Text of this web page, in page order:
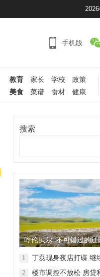
手机版
教育 家长 学校
政策
美食
菜谱 食材 健康
搜索
呼伦贝尔: 不可错过的辽
色
1
丁磊现身夜店打碟 继
2
楼市调控不放松 房贷